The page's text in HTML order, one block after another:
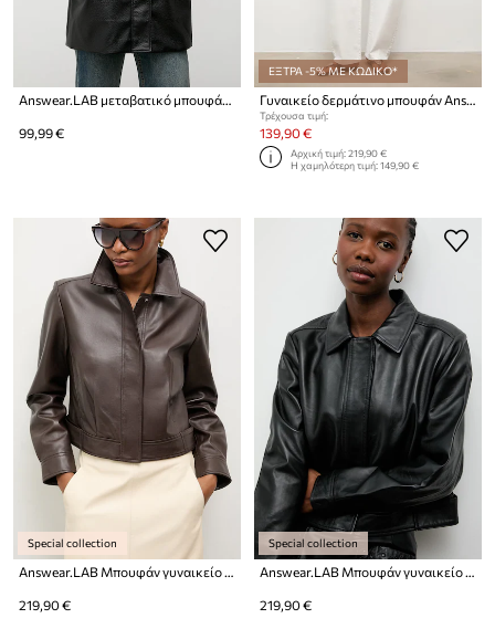
Answear.LAB μεταβατικό μπουφάν γυναικείο
99,99 €
ΕΞΤΡΑ -5% ΜΕ ΚΩΔΙΚΟ*
Γυναικείο δερμάτινο μπουφάν Answear.LAB από την Unscripted collection
Τρέχουσα τιμή:
139,90 €
Αρχική τιμή:219,90 €
Η χαμηλότερη τιμή:149,90 €
Special collection
Answear.LAB Μπουφάν γυναικείο δερμάτινο
219,90 €
Special collection
Answear.LAB Μπουφάν γυναικείο δερμάτινο
219,90 €